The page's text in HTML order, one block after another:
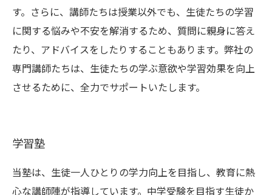
す。さらに、講師たちは授業以外でも、生徒たちの学習
に関する悩みや不安を解消するため、質問に親身に答え
たり、アドバイスをしたりすることもあります。弊社の
専門講師たちは、生徒たちの学ぶ意欲や学習効果を向上
させるために、全力でサポートいたします。
学習塾
当塾は、生徒一人ひとりの学力向上を目指し、教育に熱
心な講師陣が指導しています。中学受験を目指す生徒か